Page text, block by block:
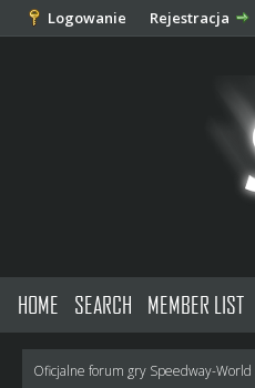
Logowanie Rejestracja
HOME SEARCH MEMBER LIST
Oficjalne forum gry Speedway-World